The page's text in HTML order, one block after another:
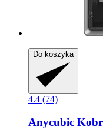
Do koszyka
4.4 (74)
Anycubic